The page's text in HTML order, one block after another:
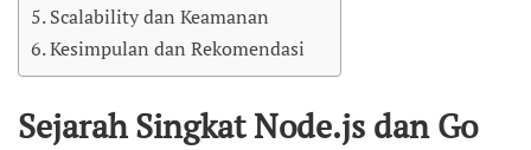
Scalability dan Keamanan
Kesimpulan dan Rekomendasi
Sejarah Singkat Node.js dan Go